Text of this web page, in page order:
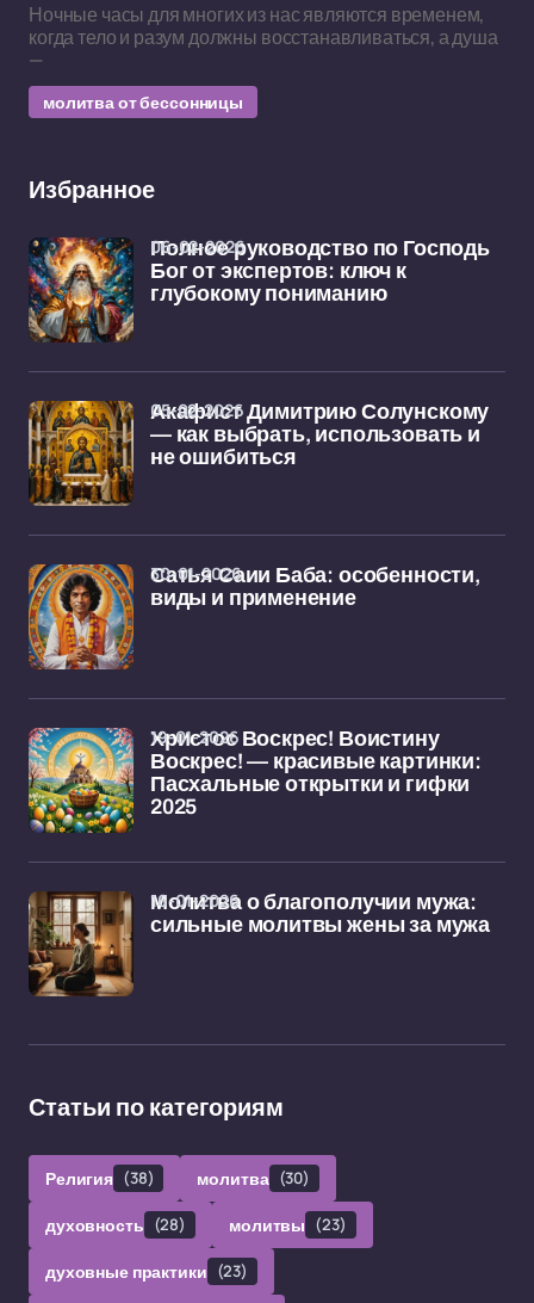
Ночные часы для многих из нас являются временем,
когда тело и разум должны восстанавливаться, а душа
—
молитва от бессонницы
Избранное
Полное руководство по Господь
Бог от экспертов: ключ к
глубокому пониманию
06-02-2026
Акафист Димитрию Солунскому
— как выбрать, использовать и
не ошибиться
05-02-2026
Сатья Саии Баба: особенности,
виды и применение
30-01-2026
Христос Воскрес! Воистину
Воскрес! — красивые картинки:
Пасхальные открытки и гифки
2025
19-01-2026
Молитва о благополучии мужа:
сильные молитвы жены за мужа
16-01-2026
Статьи по категориям
Религия (38) молитва (30)
духовность (28) молитвы (23)
духовные практики (23)